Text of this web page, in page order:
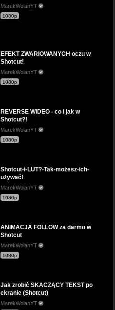
MarekWolanYT
1080p
EFEKT ZWARIOWANYCH oczu w
Shotcut!
MarekWolanYT
1080p
REVERSE WIDEO - co i jak w
Shotcut?!
MarekWolanYT
1080p
Shotcut-i-LUT?-Tak-możesz-ich-
używać!
MarekWolanYT
1080p
ANIMACJA FOLLOW za darmo w
Shotcut
MarekWolanYT
1080p
Jak zrobić SKACZĄCY TEKST po
ekranie (Shotcut)
MarekWolanYT